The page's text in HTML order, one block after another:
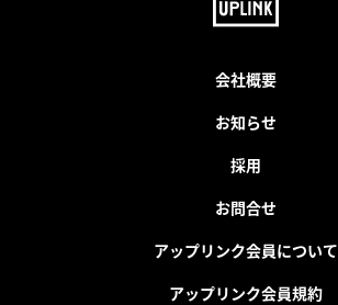
会社概要
お知らせ
採用
お問合せ
アップリンク会員について
アップリンク会員規約